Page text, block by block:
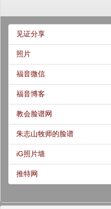
见证分享
照片
福音微信
福音博客
教会脸谱网
朱志山牧师的脸谱
iG照片墙
推特网